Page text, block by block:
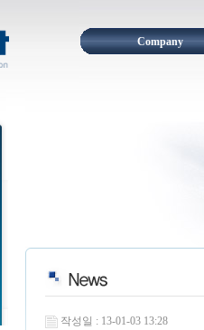
Company
작성일 : 13-01-03 13:28